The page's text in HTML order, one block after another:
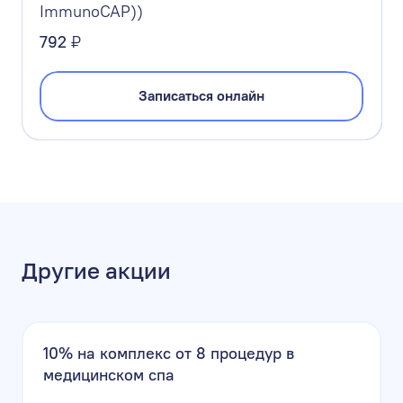
ImmunoCAP))
792 ₽
Записаться онлайн
Другие акции
10% на комплекс от 8 процедур в
медицинском спа